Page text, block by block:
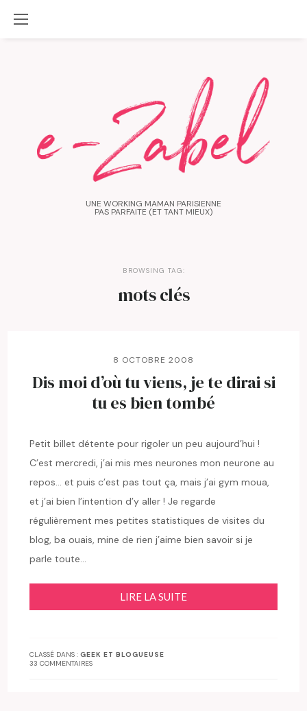
UNE WORKING MAMAN PARISIENNE
PAS PARFAITE (ET TANT MIEUX)
BROWSING TAG:
mots clés
8 OCTOBRE 2008
Dis moi d’où tu viens, je te dirai si
tu es bien tombé
Petit billet détente pour rigoler un peu aujourd’hui !
C’est mercredi, j’ai mis mes neurones mon neurone au
repos… et puis c’est pas tout ça, mais j’ai gym moua,
et j’ai bien l’intention d’y aller ! Je regarde
régulièrement mes petites statistiques de visites du
blog, ba ouais, mine de rien j’aime bien savoir si je
parle toute…
LIRE LA SUITE
CLASSÉ DANS :GEEK ET BLOGUEUSE
33 COMMENTAIRES